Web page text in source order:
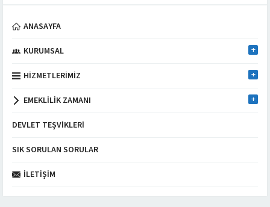
ANASAYFA
KURUMSAL
HIZMETLERIMIZ
EMEKLILIK ZAMANI
DEVLET TEŞVIKLERI
SIK SORULAN SORULAR
İLETIŞIM